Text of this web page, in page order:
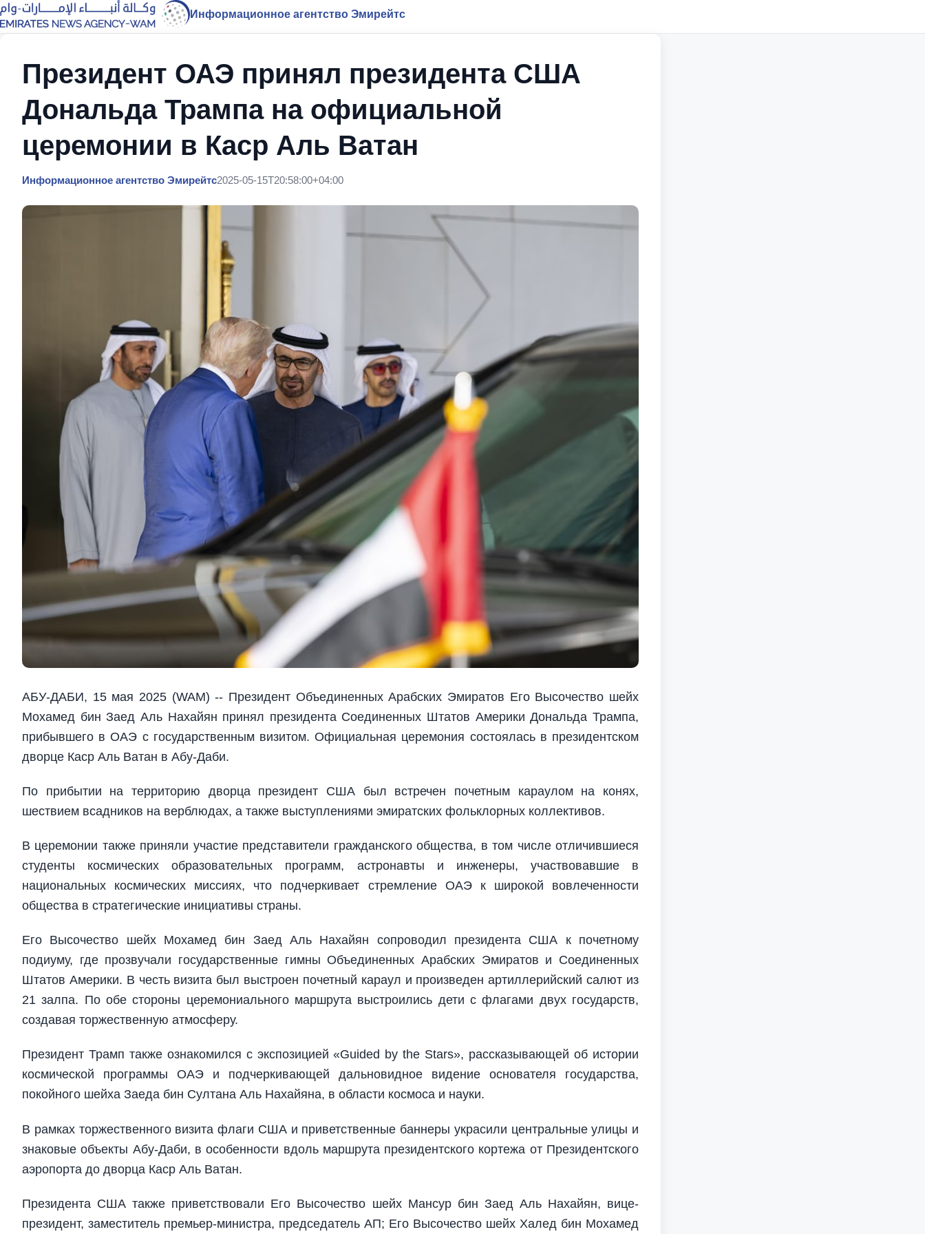
Информационное агентство Эмирейтс
Президент ОАЭ принял президента США
Дональда Трампа на официальной
церемонии в Каср Аль Ватан
Информационное агентство Эмирейтс2025-05-15T20:58:00+04:00
АБУ-ДАБИ, 15 мая 2025 (WAM) -- Президент Объединенных Арабских Эмиратов Его Высочество шейх
Мохамед бин Заед Аль Нахайян принял президента Соединенных Штатов Америки Дональда Трампа,
прибывшего в ОАЭ с государственным визитом. Официальная церемония состоялась в президентском
дворце Каср Аль Ватан в Абу-Даби.
По прибытии на территорию дворца президент США был встречен почетным караулом на конях,
шествием всадников на верблюдах, а также выступлениями эмиратских фольклорных коллективов.
В церемонии также приняли участие представители гражданского общества, в том числе отличившиеся
студенты космических образовательных программ, астронавты и инженеры, участвовавшие в
национальных космических миссиях, что подчеркивает стремление ОАЭ к широкой вовлеченности
общества в стратегические инициативы страны.
Его Высочество шейх Мохамед бин Заед Аль Нахайян сопроводил президента США к почетному
подиуму, где прозвучали государственные гимны Объединенных Арабских Эмиратов и Соединенных
Штатов Америки. В честь визита был выстроен почетный караул и произведен артиллерийский салют из
21 залпа. По обе стороны церемониального маршрута выстроились дети с флагами двух государств,
создавая торжественную атмосферу.
Президент Трамп также ознакомился с экспозицией «Guided by the Stars», рассказывающей об истории
космической программы ОАЭ и подчеркивающей дальновидное видение основателя государства,
покойного шейха Заеда бин Султана Аль Нахайяна, в области космоса и науки.
В рамках торжественного визита флаги США и приветственные баннеры украсили центральные улицы и
знаковые объекты Абу-Даби, в особенности вдоль маршрута президентского кортежа от Президентского
аэропорта до дворца Каср Аль Ватан.
Президента США также приветствовали Его Высочество шейх Мансур бин Заед Аль Нахайян, вице-
президент, заместитель премьер-министра, председатель АП; Его Высочество шейх Халед бин Мохамед